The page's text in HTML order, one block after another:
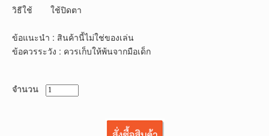
วิธีใช้	ใช้ปิดตา
ข้อแนะนำ : สินค้านี้ไม่ใช่ของเล่น
ข้อควรระวัง : ควรเก็บให้พ้นจากมือเด็ก
จำนวน